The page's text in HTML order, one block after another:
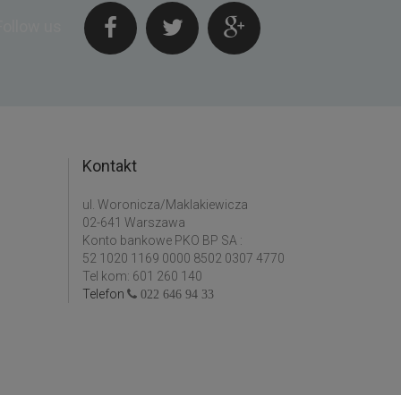
Kontakt
ul. Woronicza/Maklakiewicza
02-641 Warszawa
Konto bankowe PKO BP SA :
52 1020 1169 0000 8502 0307 4770
Tel kom: 601 260 140
Telefon
022 646 94 33